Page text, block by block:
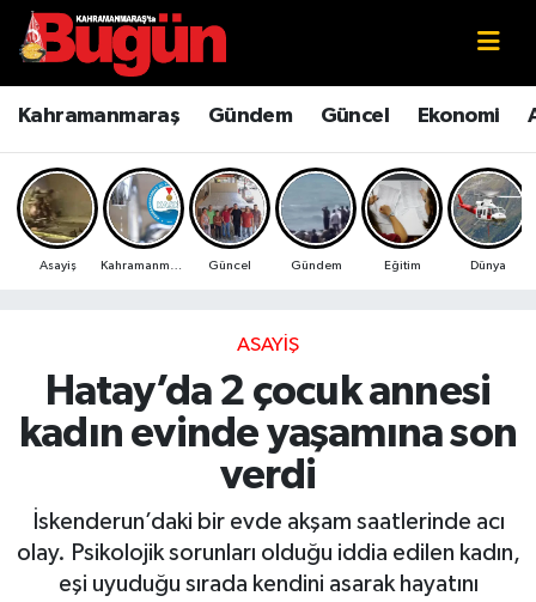
Kahramanmaraş Gündem Güncel Ekonomi
Asayiş Güncel Gündem Eğitim Dünya
ASAYIŞ
Hatay’da 2 çocuk annesi
kadın evinde yaşamına son
verdi
İskenderun’daki bir evde akşam saatlerinde acı
olay. Psikolojik sorunları olduğu iddia edilen kadın,
eşi uyuduğu sırada kendini asarak hayatını
Kahramanmaraş
Kahramanmaraş Sokak Röportajları
Bilim ve Teknoloji
Çevre
Ekonomi
Güncel
Haberde İnsan
Kahramanmaraş Nöbetçi Eczaneler
Kahramanmaraş Hava Durumu
Kahramanmaraş Namaz Vakitleri
Kahramanmaraş Trafik Yoğunluk Haritası
Süper Lig Puan Durumu ve Fikstür
Tüm Manşetler
Haber Arşivi